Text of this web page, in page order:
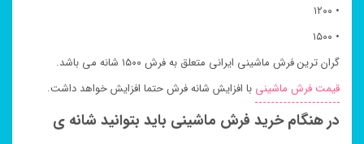
• ۱۲۰۰
• ۱۵۰۰
گران ترین فرش ماشینی ایرانی متعلق به فرش ۱۵۰۰ شانه می باشد.
قیمت فرش ماشینی با افزایش شانه فرش حتما افزایش خواهد داشت.
در هنگام خرید فرش ماشینی باید بتوانید شانه ی